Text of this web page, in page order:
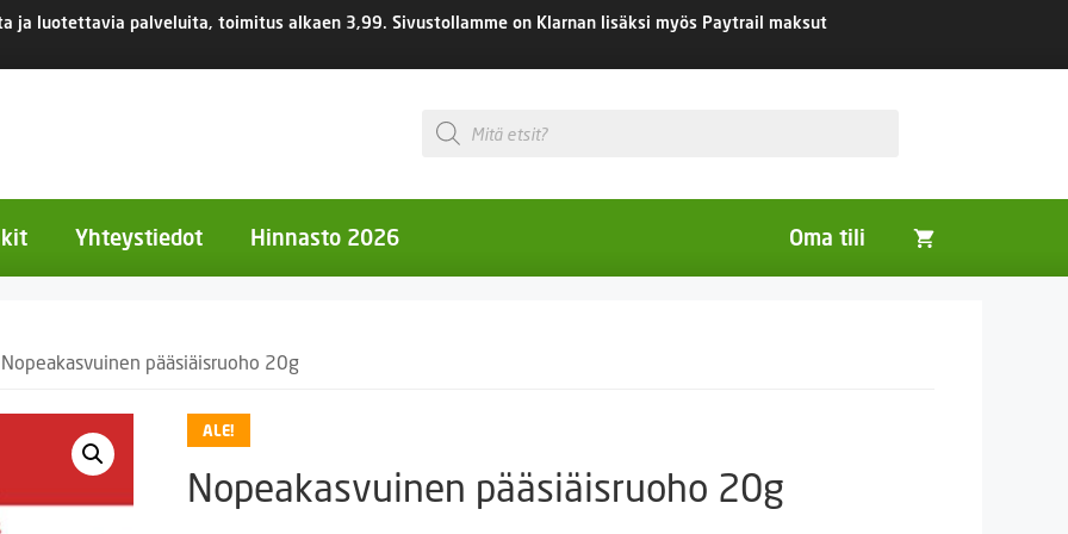
ja luotettavia palveluita, toimitus alkaen 3,99. Sivustollamme on Klarnan lisäksi myös Paytrail maksut
Products
search
kukat
kukat
Yhteystiedot Hinnasto 2026 Oma tili
pääsiäisruoho 20g
ALE!
Nopeakasvuinen pääsiäisruoho 20g